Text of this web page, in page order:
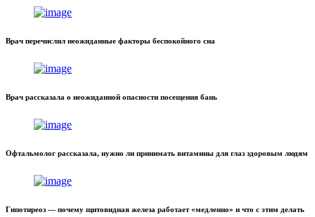
Врач перечислил неожиданные факторы беспокойного сна
Врач рассказала о неожиданной опасности посещения бань
Офтальмолог рассказала, нужно ли принимать витамины для глаз здоровым людям
Гипотиреоз — почему щитовидная железа работает «медленно» и что с этим делать